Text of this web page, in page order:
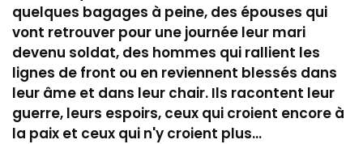
quelques bagages à peine, des épouses qui
vont retrouver pour une journée leur mari
devenu soldat, des hommes qui rallient les
lignes de front ou en reviennent blessés dans
leur âme et dans leur chair. Ils racontent leur
guerre, leurs espoirs, ceux qui croient encore à
la paix et ceux qui n'y croient plus...